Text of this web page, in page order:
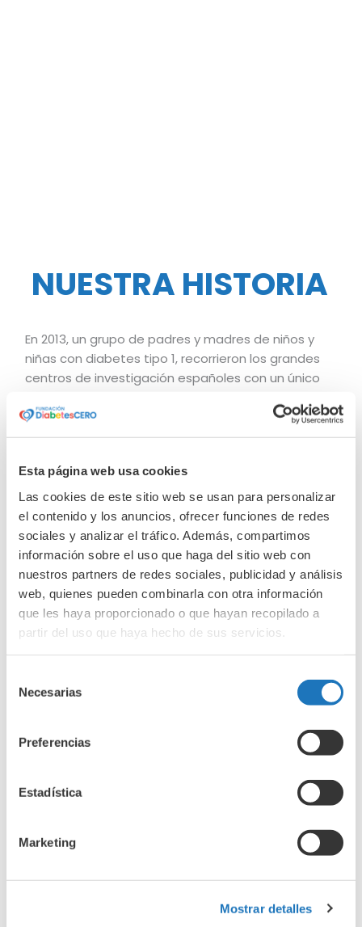
Esta página web usa cookies
Las cookies de este sitio web se usan para personalizar
el contenido y los anuncios, ofrecer funciones de redes
sociales y analizar el tráfico. Además, compartimos
información sobre el uso que haga del sitio web con
nuestros partners de redes sociales, publicidad y análisis
web, quienes pueden combinarla con otra información
que les haya proporcionado o que hayan recopilado a
partir del uso que haya hecho de sus servicios.
Necesarias
Preferencias
Estadística
Marketing
Mostrar detalles
NUESTRA HISTORIA
En 2013, un grupo de padres y madres de niños y
niñas con diabetes tipo 1, recorrieron los grandes
centros de investigación españoles con un único
estaban realizando para curar a sus hijos.
Sorprendidos e indignados por las carencias de los
fundaron DiabetesCERO.
Una década después,somos una ONG
organizada y profesional,referente en la
investigaciónde esta enfermedad autoinmune.